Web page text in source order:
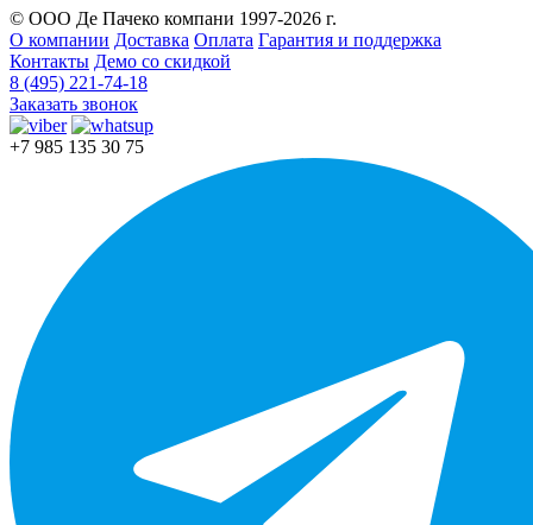
© ООО Де Пачеко компани 1997-2026 г.
О компании Доставка Оплата Гарантия и поддержка
Контакты Демо со скидкой
8 (495) 221-74-18
Заказать звонок
+7 985 135 30 75